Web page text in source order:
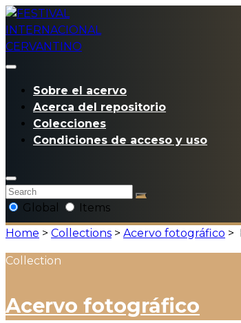
Sobre el acervo
Acerca del repositorio
Colecciones
Condiciones de acceso y uso
Global
Items
Home > Collections > Acervo fotográfico >
Collection
Acervo fotográfico